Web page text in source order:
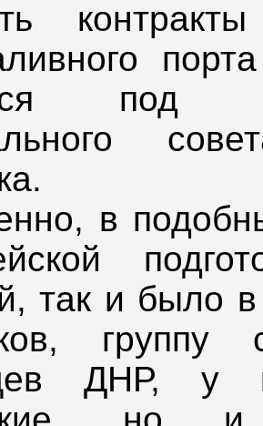
под
в
так и было
ДНР, у